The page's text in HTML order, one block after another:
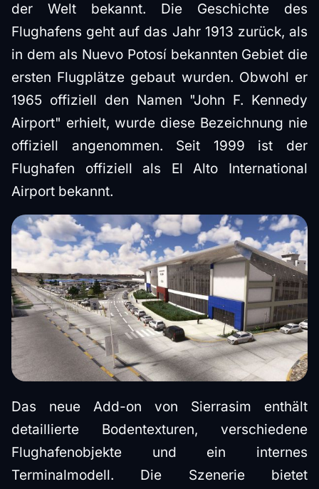
der Welt bekannt. Die Geschichte des
Flughafens geht auf das Jahr 1913 zurück, als
in dem als Nuevo Potosí bekannten Gebiet die
ersten Flugplätze gebaut wurden. Obwohl er
1965 offiziell den Namen "John F. Kennedy
Airport" erhielt, wurde diese Bezeichnung nie
offiziell angenommen. Seit 1999 ist der
Flughafen offiziell als El Alto International
Airport bekannt.
Das neue Add-on von Sierrasim enthält
detaillierte Bodentexturen, verschiedene
Flughafenobjekte und ein internes
Terminalmodell. Die Szenerie bietet